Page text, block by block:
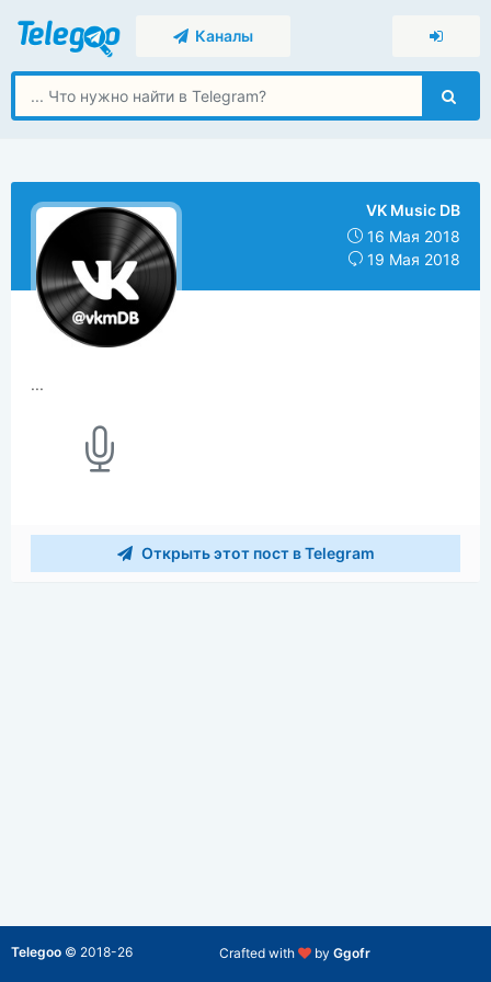
Каналы
VK Music DB
16 Мая 2018
19 Мая 2018
...
Открыть этот пост в Telegram
Crafted with by Ggofr
Telegoo © 2018-26